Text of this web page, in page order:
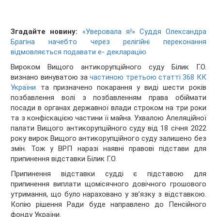
Згадайте новину:
«Уверовала я!» Суддя Олександра
Брагіна начебто через релігійні переконання
відмовляється подавати е- декларацію
Вироком Вищого антикорупційного суду Білик Г.О.
визнано винуватою зачастиною третьою статті 368 КК
України та призначено покарання у виді шести років
позбавлення волі з позбавленням права обіймати
посади в органах державної влади строком на три роки
та з конфіскацією частини її майна. Ухвалою Апеляційної
палати Вищого антикорупційного суду від 18 січня 2022
року вирок Вищого антикорупційного суду залишено без
змін. Тож у ВРП наразі наявні правові підстави для
припинення відставки Білик Г.О.
Припинення відставки судді є підставою для
припинення виплати щомісячного довічного грошового
утримання, що було нараховано у зв’язку з відставкою.
Копію рішення Ради буде направлено до Пенсійного
фонду України.